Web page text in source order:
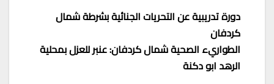
دورة تدريبية عن التحريات الجنائية بشرطة شمال
كردفان
الطواريء الصحية شمال كردفان: عنبر للعزل بمحلية
الرهد ابو دكنة